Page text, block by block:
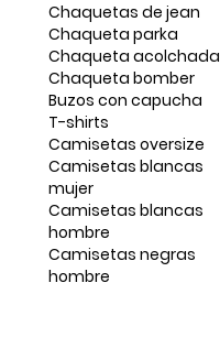
Chaquetas de jean
Chaqueta parka
Chaqueta acolchada
Chaqueta bomber
Buzos con capucha
T-shirts
Camisetas oversize
Camisetas blancas
mujer
Camisetas blancas
hombre
Camisetas negras
hombre